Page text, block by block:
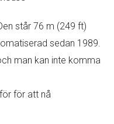
står 76 m (249 ft)
sedan 1989.
man kan inte komma
för att nå